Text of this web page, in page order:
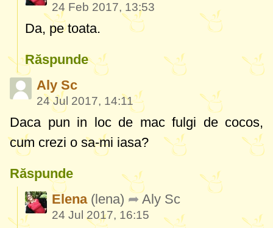
24 Feb 2017, 13:53
Da, pe toata.
Răspunde
Aly Sc
24 Jul 2017, 14:11
Daca pun in loc de mac fulgi de cocos,
cum crezi o sa-mi iasa?
Răspunde
Elena (lena) Aly Sc
24 Jul 2017, 16:15